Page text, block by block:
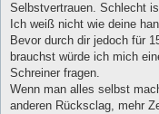
Selbstvertrauen. Schlecht
Ich weiß nicht wie deine
Bevor durch dir jedoch für
brauchst würde ich mich
Schreiner fragen.
Wenn man alles selbst
anderen Rücksclag, mehr